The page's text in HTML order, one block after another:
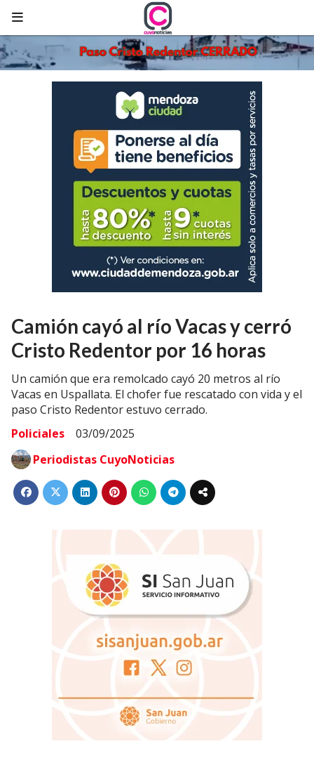
Camión cayó al río Vacas y cerró
Cristo Redentor por 16 horas
Un camión que era remolcado cayó 20 metros al río
Vacas en Uspallata. El chofer fue rescatado con vida y el
paso Cristo Redentor estuvo cerrado.
Policiales
03/09/2025
Periodistas CuyoNoticias